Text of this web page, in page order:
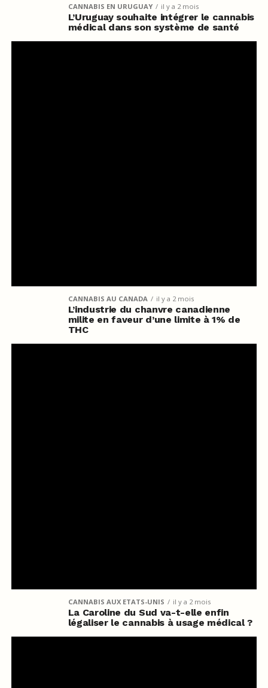
CANNABIS EN URUGUAY il y a 2 mois
L’Uruguay souhaite intégrer le cannabis
médical dans son système de santé
CANNABIS AU CANADA il y a 2 mois
L’industrie du chanvre canadienne
milite en faveur d’une limite à 1% de
THC
CANNABIS AUX ETATS-UNIS il y a 2 mois
La Caroline du Sud va-t-elle enfin
légaliser le cannabis à usage médical ?